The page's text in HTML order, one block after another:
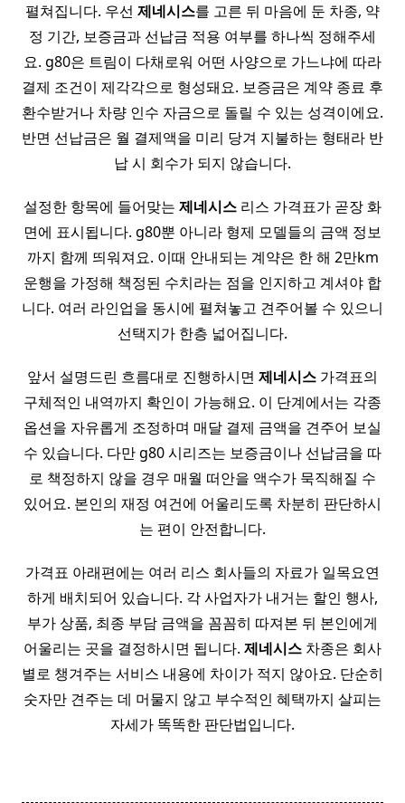
펼쳐집니다. 우선 제네시스를 고른 뒤 마음에 둔 차종, 약
정 기간, 보증금과 선납금 적용 여부를 하나씩 정해주세
요. g80은 트림이 다채로워 어떤 사양으로 가느냐에 따라
결제 조건이 제각각으로 형성돼요. 보증금은 계약 종료 후
환수받거나 차량 인수 자금으로 돌릴 수 있는 성격이에요.
반면 선납금은 월 결제액을 미리 당겨 지불하는 형태라 반
납 시 회수가 되지 않습니다.
설정한 항목에 들어맞는 제네시스 리스 가격표가 곧장 화
면에 표시됩니다. g80뿐 아니라 형제 모델들의 금액 정보
까지 함께 띄워져요. 이때 안내되는 계약은 한 해 2만km
운행을 가정해 책정된 수치라는 점을 인지하고 계셔야 합
니다. 여러 라인업을 동시에 펼쳐놓고 견주어볼 수 있으니
선택지가 한층 넓어집니다.
앞서 설명드린 흐름대로 진행하시면 제네시스 가격표의
구체적인 내역까지 확인이 가능해요. 이 단계에서는 각종
옵션을 자유롭게 조정하며 매달 결제 금액을 견주어 보실
수 있습니다. 다만 g80 시리즈는 보증금이나 선납금을 따
로 책정하지 않을 경우 매월 떠안을 액수가 묵직해질 수
있어요. 본인의 재정 여건에 어울리도록 차분히 판단하시
는 편이 안전합니다.
가격표 아래편에는 여러 리스 회사들의 자료가 일목요연
하게 배치되어 있습니다. 각 사업자가 내거는 할인 행사,
부가 상품, 최종 부담 금액을 꼼꼼히 따져본 뒤 본인에게
어울리는 곳을 결정하시면 됩니다. 제네시스 차종은 회사
별로 챙겨주는 서비스 내용에 차이가 적지 않아요. 단순히
숫자만 견주는 데 머물지 않고 부수적인 혜택까지 살피는
자세가 똑똑한 판단법입니다.